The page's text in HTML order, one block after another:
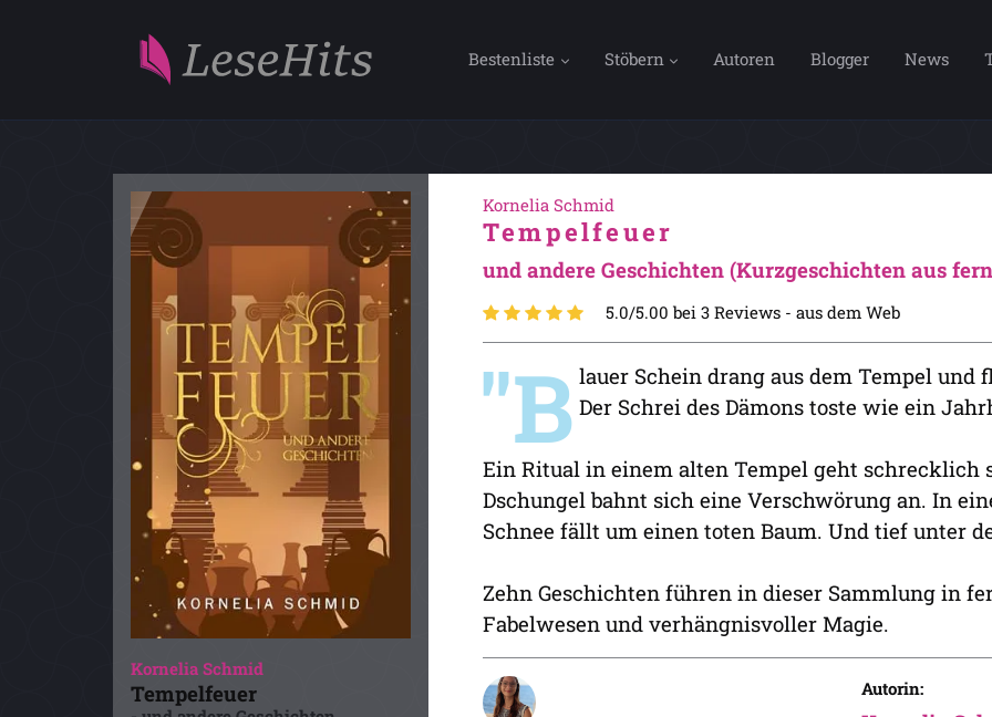
Bestenliste Stöbern Autoren Blogger News
Kornelia Schmid
Tempelfeuer
Kornelia Schmid
Tempelfeuer
und andere Geschichten (Kurzgeschichten aus
5.0/5.00 bei 3 Reviews - aus dem Web
"B lauer Schein drang aus dem Tempel und
Der Schrei des Dämons toste wie ein
Ein Ritual in einem alten Tempel geht
Dschungel bahnt sich eine Verschwörung an. In
Schnee fällt um einen toten Baum. Und tief unter
Zehn Geschichten führen in dieser Sammlung in
Fabelwesen und verhängnisvoller Magie.
Autorin: